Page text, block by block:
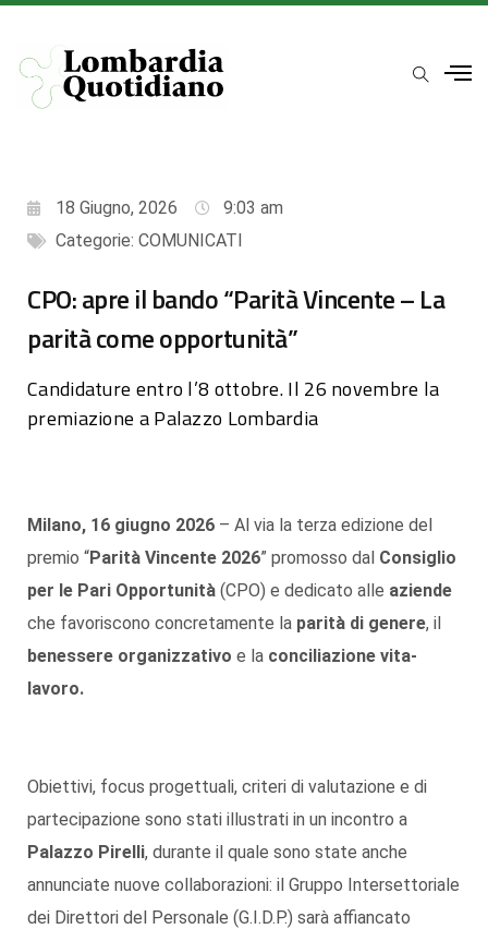
18 Giugno, 2026
9:03 am
Categorie: COMUNICATI
CPO: apre il bando “Parità Vincente – La
parità come opportunità”
Candidature entro l’8 ottobre. Il 26 novembre la
premiazione a Palazzo Lombardia
Milano, 16 giugno 2026 – Al via la terza edizione del
premio “Parità Vincente 2026” promosso dal Consiglio
per le Pari Opportunità (CPO) e dedicato alle aziende
che favoriscono concretamente la parità di genere, il
benessere organizzativo e la conciliazione vita-
lavoro.
Obiettivi, focus progettuali, criteri di valutazione e di
partecipazione sono stati illustrati in un incontro a
Palazzo Pirelli, durante il quale sono state anche
annunciate nuove collaborazioni: il Gruppo Intersettoriale
dei Direttori del Personale (G.I.D.P.) sarà affiancato